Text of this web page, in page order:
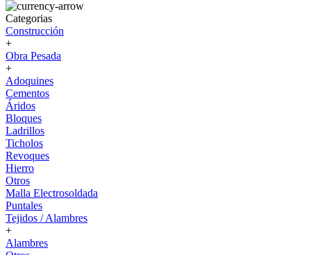
Categorias
Construcción
+
Obra Pesada
+
Adoquines
Cementos
Áridos
Bloques
Ladrillos
Ticholos
Revoques
Hierro
Otros
Malla Electrosoldada
Puntales
Tejidos / Alambres
+
Alambres